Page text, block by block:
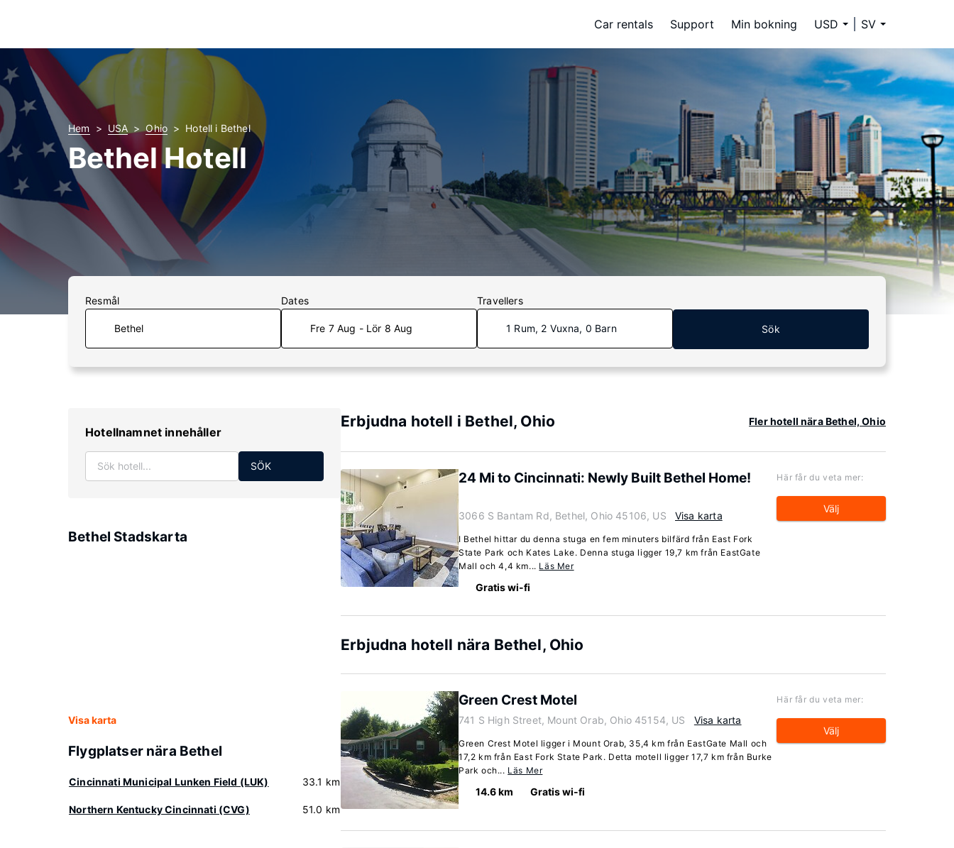
Car rentals Support Min bokning USD SV
Hem USA Ohio Hotell i Bethel
Bethel Hotell
Resmål Dates
Fre 7 Aug - Lör 8 Aug
Travellers
1 Rum, 2 Vuxna, 0 Barn Sök
Hotellnamnet innehåller
SÖK
Bethel Stadskarta
Visa karta
Flygplatser nära Bethel
Cincinnati Municipal Lunken Field (LUK) 33.1 km
Northern Kentucky Cincinnati (CVG) 51.0 km
Erbjudna hotell i Bethel, Ohio Fler hotell nära Bethel, Ohio
24 Mi to Cincinnati: Newly Built Bethel Home!
3066 S Bantam Rd, Bethel, Ohio 45106, US Visa karta
I Bethel hittar du denna stuga en fem minuters bilfärd från East Fork
State Park och Kates Lake. Denna stuga ligger 19,7 km från EastGate
Mall och 4,4 km... Läs Mer
Gratis wi-fi
Här får du veta mer:
Välj
Erbjudna hotell nära Bethel, Ohio
Green Crest Motel
741 S High Street, Mount Orab, Ohio 45154, US Visa karta
Green Crest Motel ligger i Mount Orab, 35,4 km från EastGate Mall och
17,2 km från East Fork State Park. Detta motell ligger 17,7 km från Burke
Park och... Läs Mer
14.6 km Gratis wi-fi
Här får du veta mer:
Välj